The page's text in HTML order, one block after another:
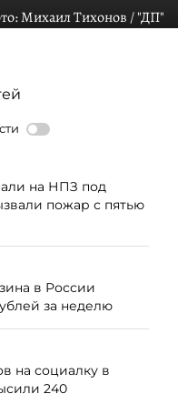
Михаил Тихонов / "ДП"
на НПЗ под
пожар с пятью
в России
за неделю
на социалку в
240